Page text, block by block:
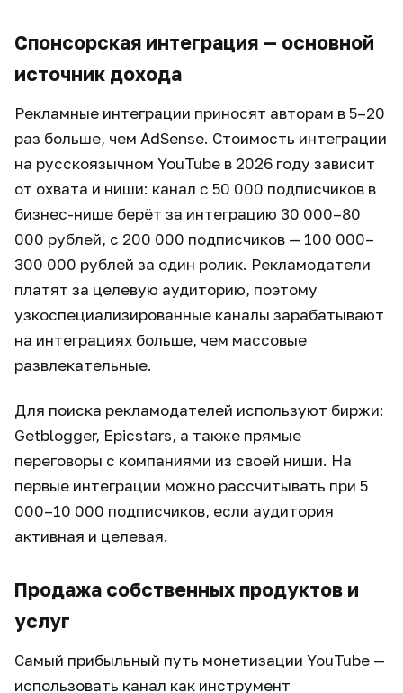
Спонсорская интеграция — основной
источник дохода
Рекламные интеграции приносят авторам в 5–20
раз больше, чем AdSense. Стоимость интеграции
на русскоязычном YouTube в 2026 году зависит
от охвата и ниши: канал с 50 000 подписчиков в
бизнес-нише берёт за интеграцию 30 000–80
000 рублей, с 200 000 подписчиков — 100 000–
300 000 рублей за один ролик. Рекламодатели
платят за целевую аудиторию, поэтому
узкоспециализированные каналы зарабатывают
на интеграциях больше, чем массовые
развлекательные.
Для поиска рекламодателей используют биржи:
Getblogger, Epicstars, а также прямые
переговоры с компаниями из своей ниши. На
первые интеграции можно рассчитывать при 5
000–10 000 подписчиков, если аудитория
активная и целевая.
Продажа собственных продуктов и
услуг
Самый прибыльный путь монетизации YouTube —
использовать канал как инструмент